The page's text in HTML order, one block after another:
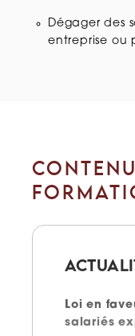
Dégager des
entreprise ou
Loi en
salariés